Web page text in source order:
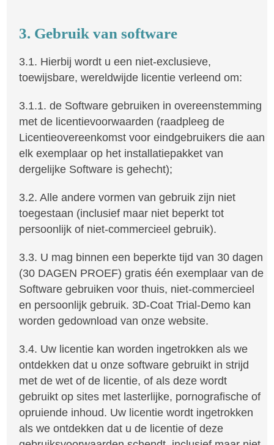
3. Gebruik van software
3.1. Hierbij wordt u een niet-exclusieve,
toewijsbare, wereldwijde licentie verleend om:
3.1.1. de Software gebruiken in overeenstemming
met de licentievoorwaarden (raadpleeg de
Licentieovereenkomst voor eindgebruikers die aan
elk exemplaar op het installatiepakket van
dergelijke Software is gehecht);
3.2. Alle andere vormen van gebruik zijn niet
toegestaan (inclusief maar niet beperkt tot
persoonlijk of niet-commercieel gebruik).
3.3. U mag binnen een beperkte tijd van 30 dagen
(30 DAGEN PROEF) gratis één exemplaar van de
Software gebruiken voor thuis, niet-commercieel
en persoonlijk gebruik. 3D-Coat Trial-Demo kan
worden gedownload van onze website.
3.4. Uw licentie kan worden ingetrokken als we
ontdekken dat u onze software gebruikt in strijd
met de wet of de licentie, of als deze wordt
gebruikt op sites met lasterlijke, pornografische of
opruiende inhoud. Uw licentie wordt ingetrokken
als we ontdekken dat u de licentie of deze